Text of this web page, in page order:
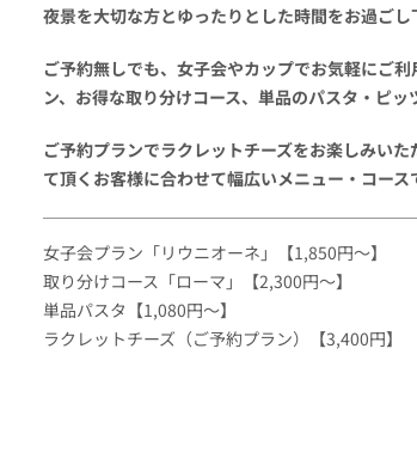
夜景を大切な方とゆったりとした時間をお過ごし
ご予約無しでも、女子会やカップでお気軽にご
ン、お得な取り分けコース、単品のパスタ・ピッ
ご予約プランでラクレットチーズをお楽しみい
て頂くお客様に合わせて幅広いメニュー・コース
女子会プラン「リウニオーネ」【1,850円～】
取り分けコース「ローマ」【2,300円～】
単品パスタ【1,080円～】
ラクレットチーズ（ご予約プラン）【3,400円】